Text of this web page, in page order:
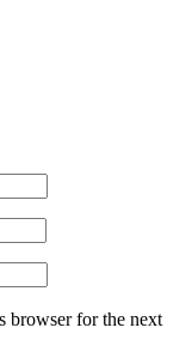
browser for the next